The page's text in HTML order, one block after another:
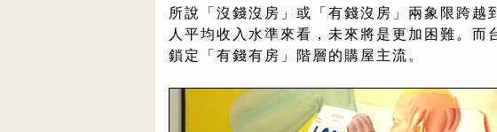
所說「沒錢沒房」或「有錢沒房」兩象限跨越
人平均收入水準來看，未來將是更加困難。而
鎖定「有錢有房」階層的購屋主流。